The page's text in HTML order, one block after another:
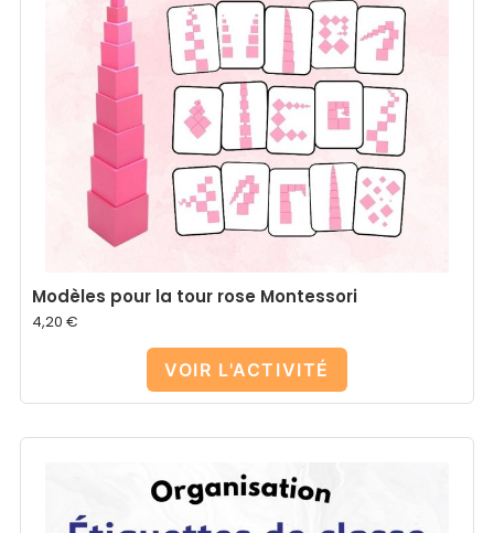
Modèles pour la tour rose Montessori
4,20 €
VOIR L'ACTIVITÉ